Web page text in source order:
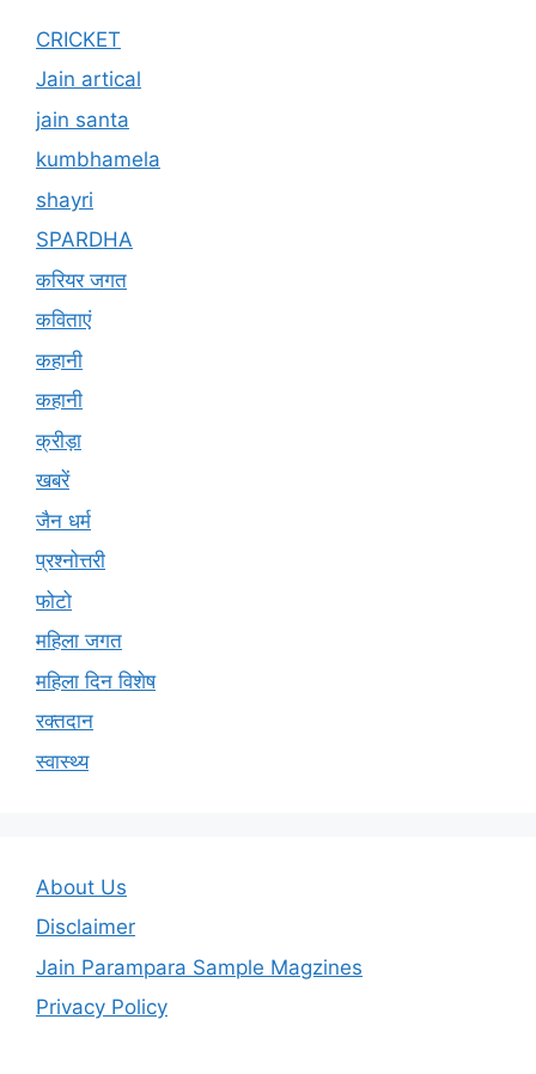
CRICKET
Jain artical
jain santa
kumbhamela
shayri
SPARDHA
करियर जगत
कविताएं
कहानी
कहानी
क्रीड़ा
खबरें
जैन धर्म
प्रश्नोत्तरी
फोटो
महिला जगत
महिला दिन विशेष
रक्तदान
स्वास्थ्य
About Us
Disclaimer
Jain Parampara Sample Magzines
Privacy Policy